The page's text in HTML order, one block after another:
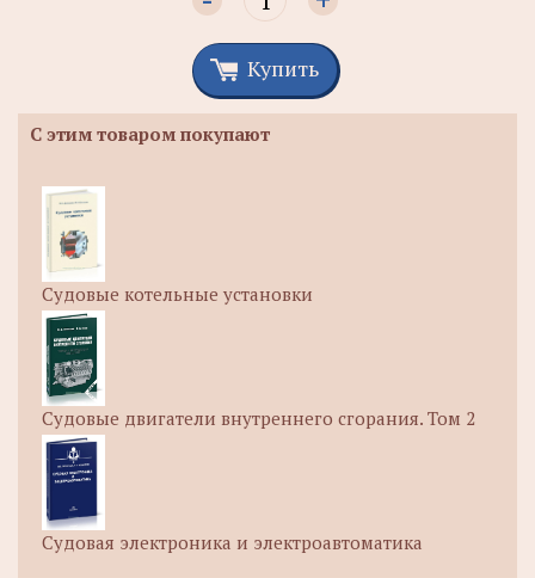
Купить
С этим товаром покупают
Судовые котельные установки
Судовые двигатели внутреннего сгорания. Том 2
Судовая электроника и электроавтоматика